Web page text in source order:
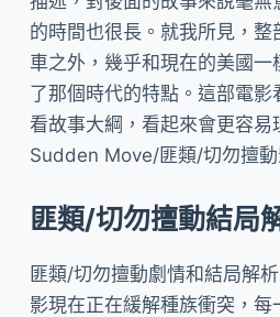
的時間也很長。就我所見，
車之外，幾乎和現在的美國
了那個時代的特點。這部電
看故事大綱，看起來會更容易
Sudden Move/匪類/切勿擅
匪類/切勿擅動結局
匪類/切勿擅動劇情和結局解
影現在正在緩解種族衝突，